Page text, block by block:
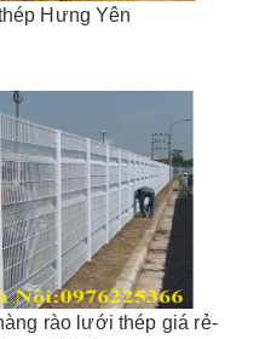
Hưng Yên
rào lưới thép giá rẻ-